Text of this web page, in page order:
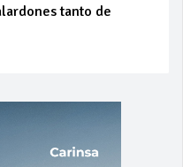
tanto de